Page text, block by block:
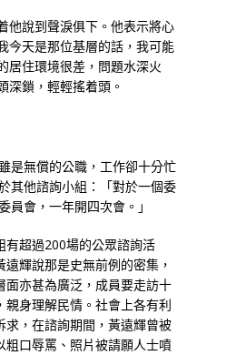
他說到聲淚俱下。他表示將心
今天是那位基層的話，我可能
居住環境很差，問題水深火
深鎖，輕輕搖着頭。
是無償的公職，工作卻十分忙
其他諮詢小組：「對於一個委
會，一年開四次會。」
有超過200場的公眾諮詢活
遠輝說那是史無前例的密集，
面亦甚為廣泛，成員要走訪十
親身理解民情。社會上各有利
求，在諮詢期間，黃遠輝曾被
粗口辱罵、照片被請願人士噴